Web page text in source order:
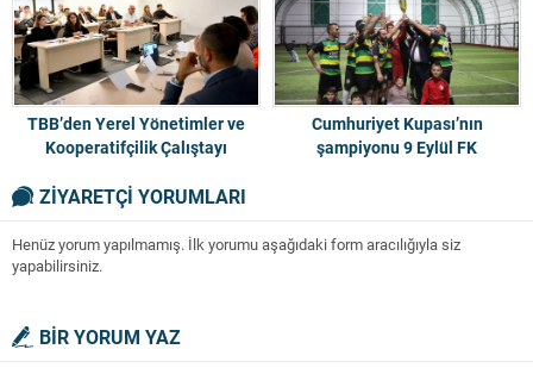
TBB’den Yerel Yönetimler ve
Kooperatifçilik Çalıştayı
Cumhuriyet Kupası’nın
şampiyonu 9 Eylül FK
ZİYARETÇİ YORUMLARI
Henüz yorum yapılmamış. İlk yorumu aşağıdaki form aracılığıyla siz
yapabilirsiniz.
BİR YORUM YAZ